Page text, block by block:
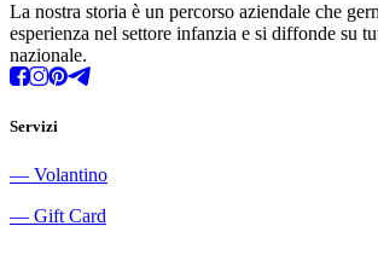
La nostra storia è un percorso aziendale che
esperienza nel settore infanzia e si diffonde su
nazionale.
Servizi
― Volantino
― Gift Card